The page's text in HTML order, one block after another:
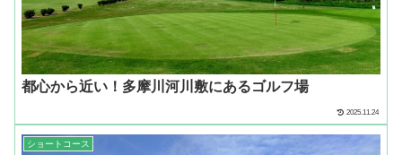
都心から近い！多摩川河川敷にあるゴルフ場
2025.11.24
ショートコース